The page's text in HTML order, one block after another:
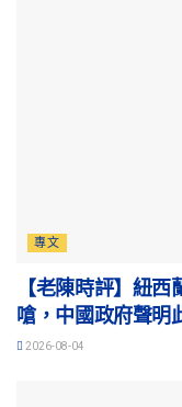
專文
【老陳時評】紐
嗆，中國政府聲明
2026-08-04